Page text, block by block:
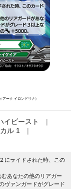
アーク イロンドリナ）
イビースト
ル 1
にライドされた時、この
あなたの他のリアガー
ヴァンガードがグレード